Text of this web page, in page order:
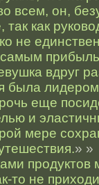
всем, он,
так как
не
самым
вдруг
была
еще
и
мере
»
то не